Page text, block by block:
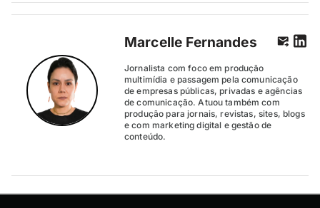
Marcelle Fernandes
Jornalista com foco em produção
multimídia e passagem pela comunicação
de empresas públicas, privadas e agências
de comunicação. Atuou também com
produção para jornais, revistas, sites, blogs
e com marketing digital e gestão de
conteúdo.